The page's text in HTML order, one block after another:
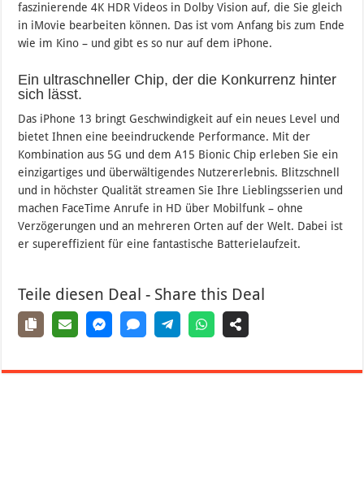
faszinierende 4K HDR Videos in Dolby Vision auf, die Sie gleich
in iMovie bearbeiten können. Das ist vom Anfang bis zum Ende
wie im Kino – und gibt es so nur auf dem iPhone.
Ein ultraschneller Chip, der die Konkurrenz hinter
sich lässt.
Das iPhone 13 bringt Geschwindigkeit auf ein neues Level und
bietet Ihnen eine beeindruckende Performance. Mit der
Kombination aus 5G und dem A15 Bionic Chip erleben Sie ein
einzigartiges und überwältigendes Nutzererlebnis. Blitzschnell
und in höchster Qualität streamen Sie Ihre Lieblingsserien und
machen FaceTime Anrufe in HD über Mobilfunk – ohne
Verzögerungen und an mehreren Orten auf der Welt. Dabei ist
er supereffizient für eine fantastische Batterielaufzeit.
Teile diesen Deal - Share this Deal